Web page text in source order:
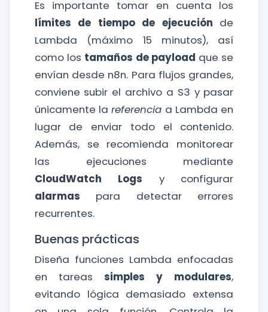
Es importante tomar en cuenta los
límites de tiempo de ejecución de
Lambda (máximo 15 minutos), así
como los tamaños de payload que se
envían desde n8n. Para flujos grandes,
conviene subir el archivo a S3 y pasar
únicamente lareferencia a Lambda en
lugar de enviar todo el contenido.
Además, se recomienda monitorear
las ejecuciones mediante
CloudWatch Logs y configurar
alarmas para detectar errores
recurrentes.
Buenas prácticas
Diseña funciones Lambda enfocadas
en tareas simples y modulares,
evitando lógica demasiado extensa